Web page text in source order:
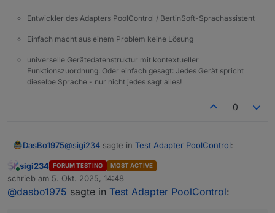
Entwickler des Adapters PoolControl / BertinSoft-Sprachassistent
Einfach macht aus einem Problem keine Lösung
universelle Gerätedatenstruktur mit kontextueller
Funktionszuordnung. Oder einfach gesagt: Jedes Gerät spricht
dieselbe Sprache - nur nicht jedes sagt alles!
0
DasBo1975@sigi234 sagte in Test Adapter PoolControl:
@dasbo1975sagte in
PoolControl:
Das macht der Resetbutton ebenfalls gleich mit in
Online
sigi234 FORUM TESTING MOST ACTIVE
schrieb am 5. Okt. 2025, 14:48
zuletzt editiert von
@dasbo1975 sagte in Test Adapter PoolControl: